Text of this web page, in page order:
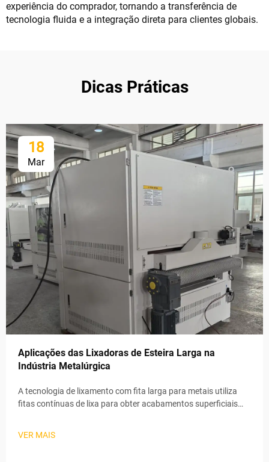
experiência do comprador, tornando a transferência de
tecnologia fluida e a integração direta para clientes globais.
Dicas Práticas
18
Mar
Aplicações das Lixadoras de Esteira Larga na
Indústria Metalúrgica
A tecnologia de lixamento com fita larga para metais utiliza
fitas contínuas de lixa para obter acabamentos superficiais
VER MAIS